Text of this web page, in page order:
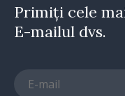
Primiți cele
E-mailul dvs.